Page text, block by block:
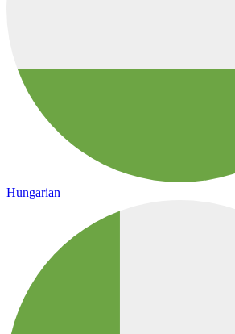
Hungarian